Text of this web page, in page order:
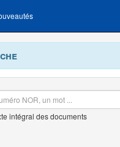
intégral des documents